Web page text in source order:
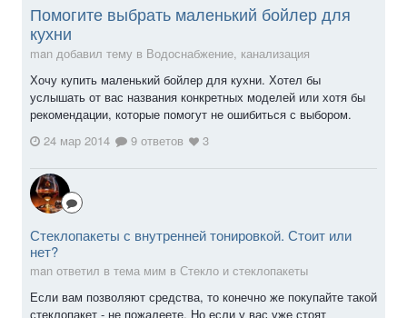
Помогите выбрать маленький бойлер для
кухни
man добавил тему в Водоснабжение, канализация
Хочу купить маленький бойлер для кухни. Хотел бы
услышать от вас названия конкретных моделей или хотя бы
рекомендации, которые помогут не ошибиться с выбором.
24 мар 2014
9 ответов 3
Стеклопакеты с внутренней тонировкой. Стоит или
нет?
man ответил в тема мим в Стекло и стеклопакеты
Если вам позволяют средства, то конечно же покупайте такой
стеклопакет - не пожалеете. Но если у вас уже стоят